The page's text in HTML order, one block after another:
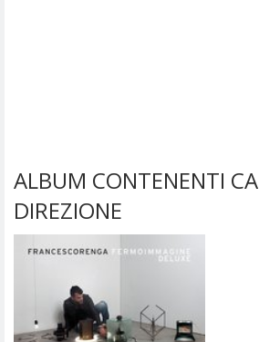
ALBUM CONTENENTI
DIREZIONE